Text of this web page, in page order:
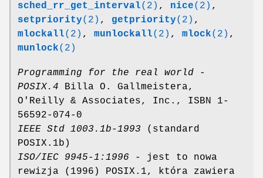
sched_rr_get_interval(2) , nice(2) ,
setpriority(2) , getpriority(2) ,
mlockall(2) , munlockall(2) , mlock(2) ,
munlock(2)
Programming for the real world -
POSIX.4 Billa O. Gallmeistera,
O'Reilly & Associates, Inc., ISBN 1-
56592-074-0
IEEE Std 1003.1b-1993 (standard
POSIX.1b)
ISO/IEC 9945-1:1996 - jest to nowa
rewizja (1996) POSIX.1, która zawiera